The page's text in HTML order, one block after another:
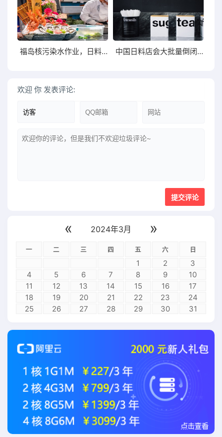
福岛核污染水作业，日料店措手不及 中国日料店会大批量倒闭吗？
欢迎 你 发表评论:
« 2024年3月 »
一 二 三 四 五 六 日
1 2
3
4
5 6 7 8 9
10
11
12 13 14 15 16
17
18
19 20 21 22 23
24
25
26 27 28 29 30 31